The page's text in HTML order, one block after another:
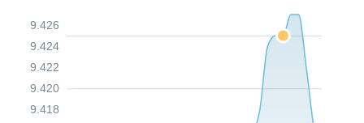
9.418
9.420
9.422
9.424
9.426